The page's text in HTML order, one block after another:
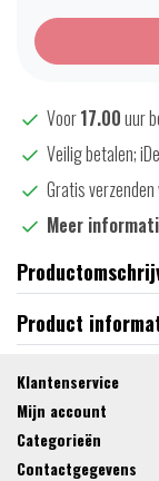
Voor17.00uur
Veilig betalen;
Gratis
Meer
Product
Klantenservice
Mijn account
Categorieën
Contactgegevens